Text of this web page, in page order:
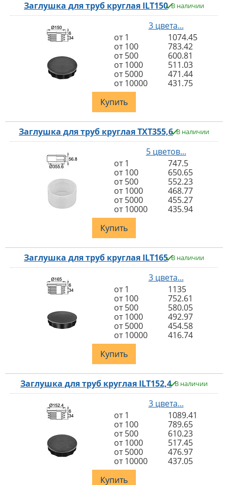
Заглушка для труб круглая ILT150 В наличии
3 цвета...
от 1
1074.45
от 100
783.42
от 500
600.81
от 1000
511.03
от 5000
471.44
от 10000
431.75
Купить
Заглушка для труб круглая TXT355,6 В наличии
5 цветов...
от 1
747.5
от 100
650.65
от 500
552.23
от 1000
468.77
от 5000
455.27
от 10000
435.94
Купить
Заглушка для труб круглая ILT165 В наличии
3 цвета...
от 1
1135
от 100
752.61
от 500
580.05
от 1000
492.97
от 5000
454.58
от 10000
416.74
Купить
Заглушка для труб круглая ILT152,4 В наличии
3 цвета...
от 1
1089.41
от 100
789.65
от 500
610.23
от 1000
517.45
от 5000
476.97
от 10000
437.05
Купить